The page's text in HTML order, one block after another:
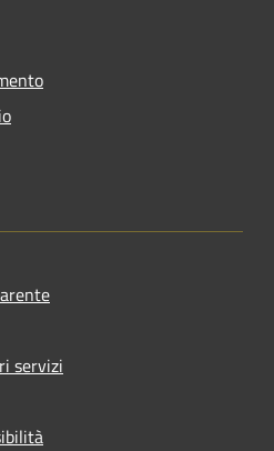
servizi